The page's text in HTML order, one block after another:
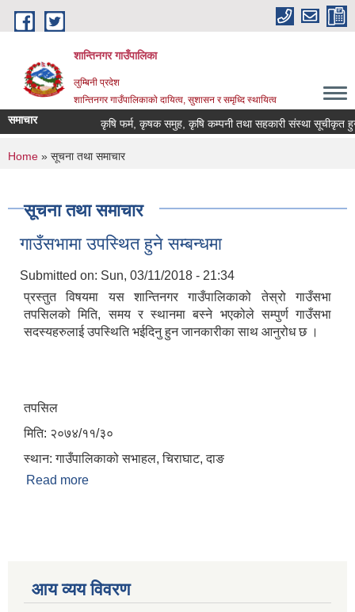
Skip to main content
शान्तिनगर गाउँपालिका
लुम्बिनी प्रदेश
शान्तिनगर गाउँपालिकाको दायित्व, सुशासन र समृध्दि स्थायित्व
समाचार कृषि फर्म, कृषक समुह, कृषि कम्पनी तथा सहकारी संस्था सूचीकृत हुने
You are here
Home » सूचना तथा समाचार
सूचना तथा समाचार
गाउँसभामा उपस्थित हुने सम्बन्धमा
Submitted on: Sun, 03/11/2018 - 21:34
प्रस्तुत विषयमा यस शान्तिनगर गाउँपालिकाको तेस्रो गाउँसभा
तपसिलको मिति, समय र स्थानमा बस्ने भएकोले सम्पुर्ण गाउँसभा
सदस्यहरुलाई उपस्थिति भईदिनु हुन जानकारीका साथ आनुरोध छ ।
तपसिल
मिति: २०७४/११/३०
स्थान: गाउँपालिकाको सभाहल, चिराघाट, दाङ
Read more
आय व्यय विवरण